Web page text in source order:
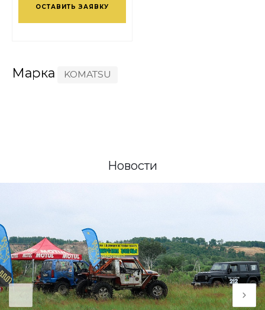
ОСТАВИТЬ ЗАЯВКУ
Марка KOMATSU
Новости